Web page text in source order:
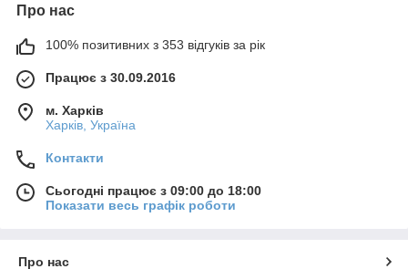
Про нас
100% позитивних з 353 відгуків за рік
Працює з 30.09.2016
м. Харків
Харків, Україна
Контакти
Сьогодні працює з 09:00 до 18:00
Показати весь графік роботи
Про нас